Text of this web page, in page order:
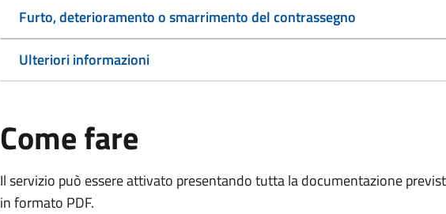
Furto, deterioramento o smarrimento del contrassegno
Ulteriori informazioni
Come fare
Il servizio può essere attivato presentando tutta la documentazione
in formato PDF.